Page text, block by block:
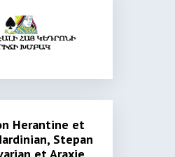
Herantine et
Stepan